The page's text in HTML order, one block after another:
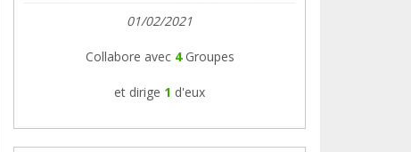
01/02/2021
Collabore avec4Groupes
et dirige 1 d'eux